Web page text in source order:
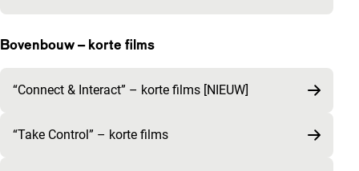
Bovenbouw – korte films
“Connect & Interact” – korte films [NIEUW]
“Take Control” – korte films